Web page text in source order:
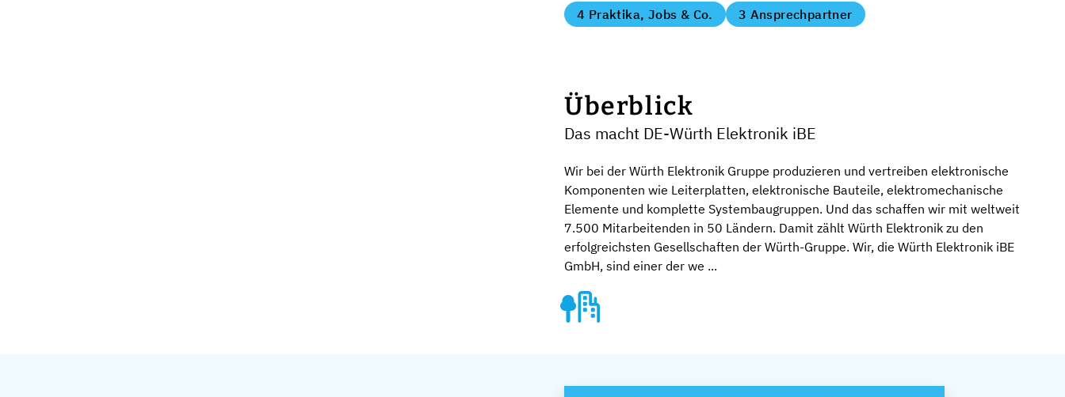
4 Praktika, Jobs & Co. 3 Ansprechpartner
Überblick
Das macht DE-Würth Elektronik iBE
Wir bei der Würth Elektronik Gruppe produzieren und vertreiben elektronische
Komponenten wie Leiterplatten, elektronische Bauteile, elektromechanische
Elemente und komplette Systembaugruppen. Und das schaffen wir mit weltweit
7.500 Mitarbeitenden in 50 Ländern. Damit zählt Würth Elektronik zu den
erfolgreichsten Gesellschaften der Würth-Gruppe. Wir, die Würth Elektronik iBE
GmbH, sind einer der we ...